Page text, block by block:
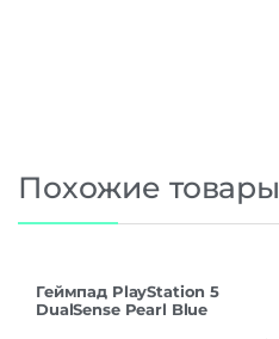
Похожие товары
Геймпад PlayStation 5
DualSense Pearl Blue